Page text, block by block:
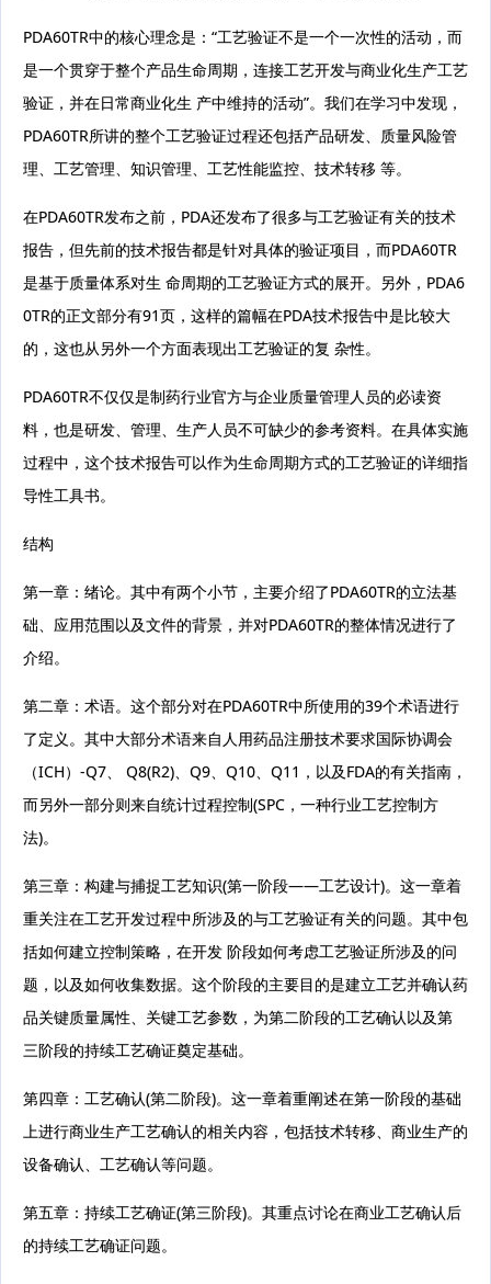
PDA60TR中的核心理念是：“工艺验证不是一个一次性的活动，而
是一个贯穿于整个产品生命周期，连接工艺开发与商业化生产工艺
验证，并在日常商业化生 产中维持的活动”。我们在学习中发现，
PDA60TR所讲的整个工艺验证过程还包括产品研发、质量风险管
理、工艺管理、知识管理、工艺性能监控、技术转移 等。
在PDA60TR发布之前，PDA还发布了很多与工艺验证有关的技术
报告，但先前的技术报告都是针对具体的验证项目，而PDA60TR
是基于质量体系对生 命周期的工艺验证方式的展开。另外，PDA6
0TR的正文部分有91页，这样的篇幅在PDA技术报告中是比较大
的，这也从另外一个方面表现出工艺验证的复 杂性。
PDA60TR不仅仅是制药行业官方与企业质量管理人员的必读资
料，也是研发、管理、生产人员不可缺少的参考资料。在具体实施
过程中，这个技术报告可以作为生命周期方式的工艺验证的详细指
导性工具书。
结构
第一章：绪论。其中有两个小节，主要介绍了PDA60TR的立法基
础、应用范围以及文件的背景，并对PDA60TR的整体情况进行了
介绍。
第二章：术语。这个部分对在PDA60TR中所使用的39个术语进行
了定义。其中大部分术语来自人用药品注册技术要求国际协调会
（ICH）-Q7、 Q8(R2)、Q9、Q10、Q11，以及FDA的有关指南，
而另外一部分则来自统计过程控制(SPC，一种行业工艺控制方
法)。
第三章：构建与捕捉工艺知识(第一阶段——工艺设计)。这一章着
重关注在工艺开发过程中所涉及的与工艺验证有关的问题。其中包
括如何建立控制策略，在开发 阶段如何考虑工艺验证所涉及的问
题，以及如何收集数据。这个阶段的主要目的是建立工艺并确认药
品关键质量属性、关键工艺参数，为第二阶段的工艺确认以及第
三阶段的持续工艺确证奠定基础。
第四章：工艺确认(第二阶段)。这一章着重阐述在第一阶段的基础
上进行商业生产工艺确认的相关内容，包括技术转移、商业生产的
设备确认、工艺确认等问题。
第五章：持续工艺确证(第三阶段)。其重点讨论在商业工艺确认后
的持续工艺确证问题。